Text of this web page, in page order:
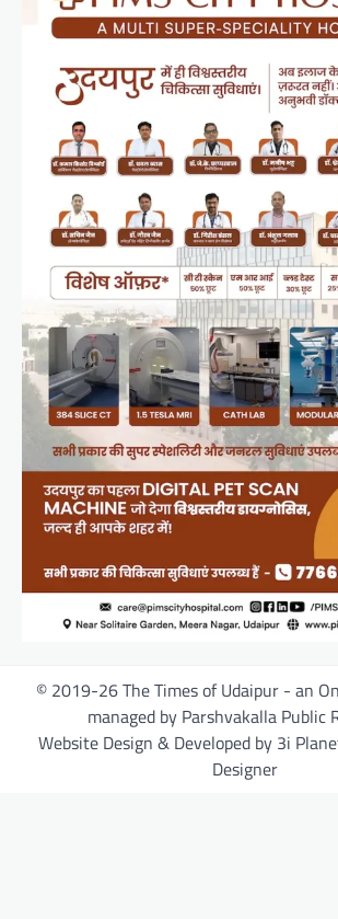
© 2019-26 The Times of Udaipur - an
managed by Parshvakalla Public
Website Design & Developed by 3i
Designer